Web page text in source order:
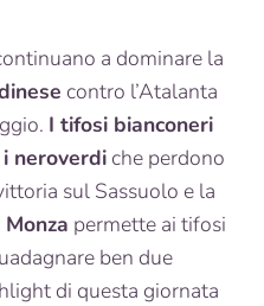
a dominare la
contro l’Atalanta
I tifosi bianconeri
neroverdi che perdono
sul Sassuolo e la
permette ai tifosi
ben due
di questa giornata